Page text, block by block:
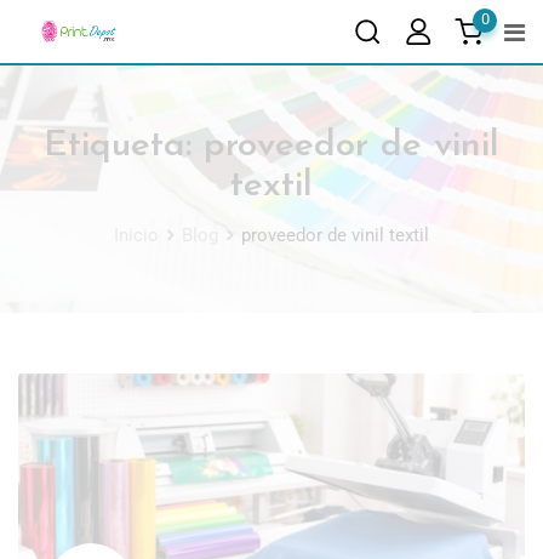
0
Etiqueta: proveedor de vinil
textil
proveedor de vinil textil